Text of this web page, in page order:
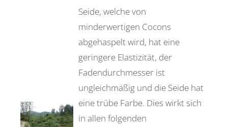
Seide, welche von
minderwertigen Cocons
abgehaspelt wird, hat eine
geringere Elastizität, der
Fadendurchmesser ist
ungleichmäßig und die Seide hat
eine trübe Farbe. Dies wirkt sich
in allen folgenden